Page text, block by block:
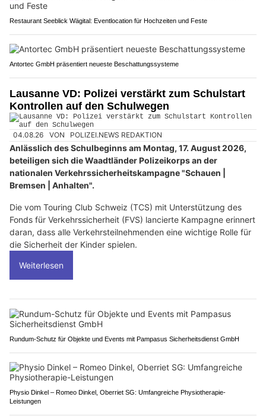
Restaurant Seeblick Wägital: Eventlocation für Hochzeiten und Feste
Antortec GmbH präsentiert neueste Beschattungssysteme
Lausanne VD: Polizei verstärkt zum Schulstart
Kontrollen auf den Schulwegen
04.08.26 VON POLIZEI.NEWS REDAKTION
Anlässlich des Schulbeginns am Montag, 17. August 2026,
beteiligen sich die Waadtländer Polizeikorps an der
nationalen Verkehrssicherheitskampagne "Schauen |
Bremsen | Anhalten".
Die vom Touring Club Schweiz (TCS) mit Unterstützung des
Fonds für Verkehrssicherheit (FVS) lancierte Kampagne erinnert
daran, dass alle Verkehrsteilnehmenden eine wichtige Rolle für
die Sicherheit der Kinder spielen.
Weiterlesen
Rundum-Schutz für Objekte und Events mit Pampasus Sicherheitsdienst GmbH
Physio Dinkel – Romeo Dinkel, Oberriet SG: Umfangreiche Physiotherapie-
Leistungen